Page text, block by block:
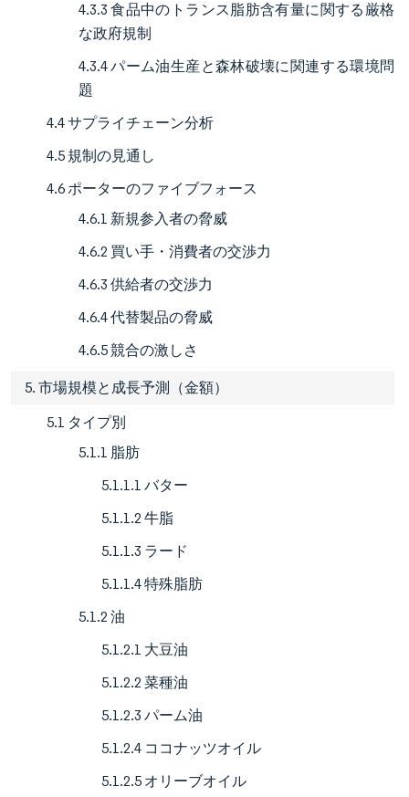
4.3.3 食品中のトランス脂肪含有量に関する厳格
な政府規制
4.3.4 パーム油生産と森林破壊に関連する環境問
題
4.4 サプライチェーン分析
4.5 規制の見通し
4.6 ポーターのファイブフォース
4.6.1 新規参入者の脅威
4.6.2 買い手・消費者の交渉力
4.6.3 供給者の交渉力
4.6.4 代替製品の脅威
4.6.5 競合の激しさ
5. 市場規模と成長予測（金額）
5.1 タイプ別
5.1.1 脂肪
5.1.1.1 バター
5.1.1.2 牛脂
5.1.1.3 ラード
5.1.1.4 特殊脂肪
5.1.2 油
5.1.2.1 大豆油
5.1.2.2 菜種油
5.1.2.3 パーム油
5.1.2.4 ココナッツオイル
5.1.2.5 オリーブオイル